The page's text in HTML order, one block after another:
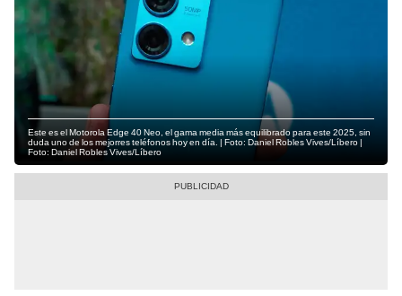
Este es el Motorola Edge 40 Neo, el gama media más equilibrado para este 2025, sin
duda uno de los mejorres teléfonos hoy en día. | Foto: Daniel Robles Vives/Líbero |
Foto: Daniel Robles Vives/Líbero